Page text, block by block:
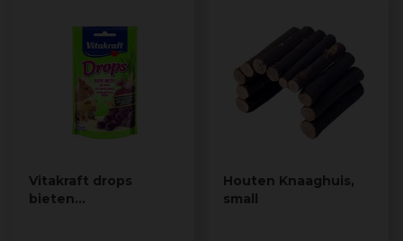
Vitakraft drops
bieten
Houten Knaaghuis,
small